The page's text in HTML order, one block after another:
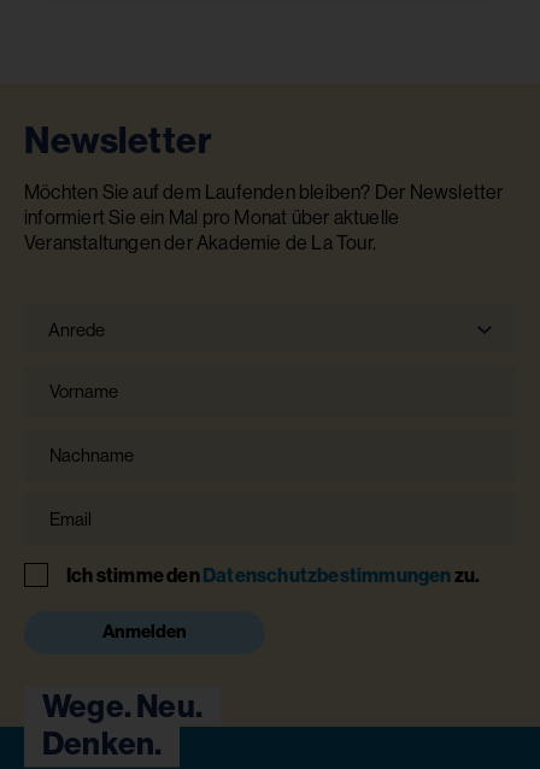
Newsletter
Möchten Sie auf dem Laufenden bleiben? Der Newsletter
informiert Sie ein Mal pro Monat über aktuelle
Veranstaltungen der Akademie de La Tour.
Anrede
Hinweis
Ich stimme denDatenschutzbestimmungenzu.
Anmelden
Wege. Neu.
Denken.